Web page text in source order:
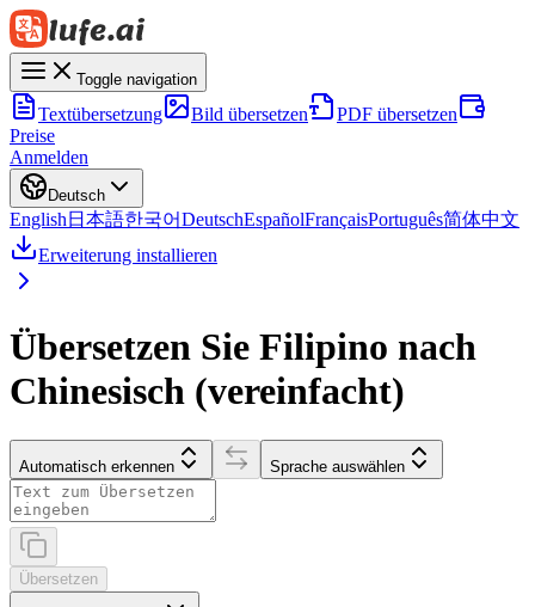
Toggle navigation
Textübersetzung Bild übersetzen
PDF übersetzen
Preise
Anmelden
Deutsch
English 日本語한국어DeutschEspañolFrançaisPortuguês简体中文
Erweiterung installieren
Übersetzen Sie Filipino nach
Chinesisch (vereinfacht)
Automatisch erkennen Sprache auswählen
Übersetzen